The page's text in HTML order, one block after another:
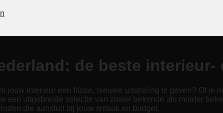
de beste interieur-
jouw interieur een frisse, nieuwe uitstraling te geven? Of je
een uitgebreide selectie van zowel bekende als minder
die aansluit bij jouw smaak en budget.